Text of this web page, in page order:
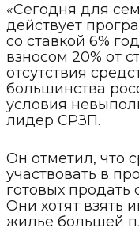
«Сегодня для
действует
со ставкой 6%
взносом 20% от
отсутствия
большинства
условия
лидер СРЗП.
Он отметил, что
участвовать в
готовых
Они хотят взять
жилье большей